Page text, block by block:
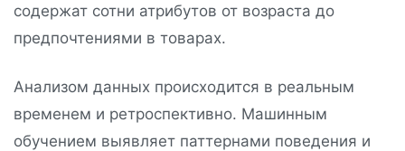
содержат сотни атрибутов от возраста до
предпочтениями в товарах.
Анализом данных происходится в реальным
временем и ретроспективно. Машинным
обучением выявляет паттернами поведения и